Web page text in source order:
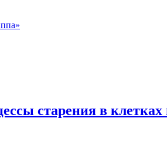
старения в клетках